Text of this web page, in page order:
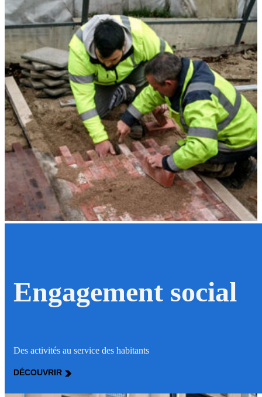
Engagement social
Des activités au service des habitants
DÉCOUVRIR